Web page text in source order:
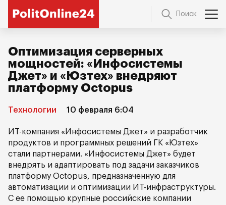
Поиск
Оптимизация серверных
мощностей: «Инфосистемы
Джет» и «Юзтех» внедряют
платформу Octopus
Технологии 10 февраля 6:04
ИТ-компания «Инфосистемы Джет» и разработчик
продуктов и программных решений ГК «Юзтех»
стали партнерами. «Инфосистемы Джет» будет
внедрять и адаптировать под задачи заказчиков
платформу Octopus, предназначенную для
автоматизации и оптимизации ИТ-инфраструктуры.
С ее помощью крупные российские компании